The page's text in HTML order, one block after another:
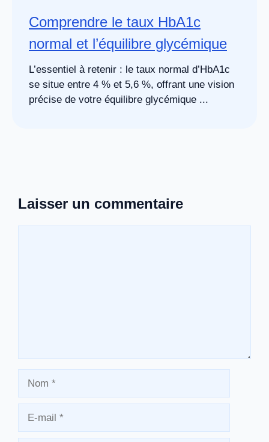
Comprendre le taux HbA1c
normal et l’équilibre glycémique
L’essentiel à retenir : le taux normal d’HbA1c
se situe entre 4 % et 5,6 %, offrant une vision
précise de votre équilibre glycémique ...
Laisser un commentaire